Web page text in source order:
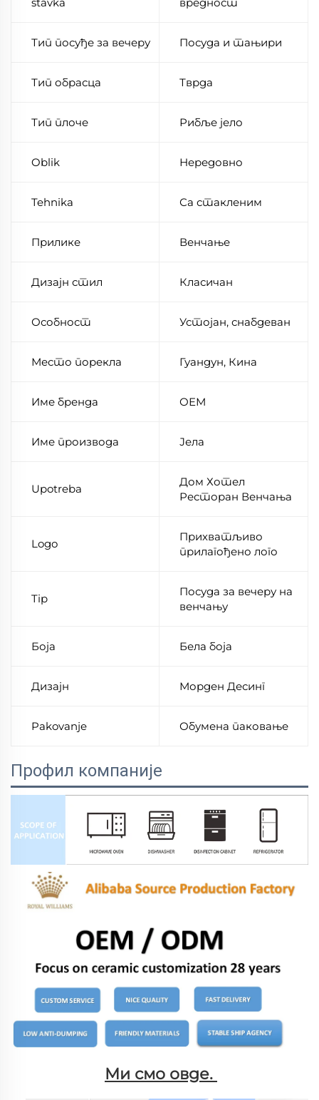
Тип посуђе за вечеру Посуда и тањири
Тип обрасца Тврда
Тип плоче Рибље јело
Oblik Нередовно
Tehnika Са стакленим
Прилике Венчање
Дизајн стил Класичан
Особност Устојан, снабдеван
Место порекла Гуандун, Кина
Име бренда ОЕМ
Име производа Јела
Upotreba
Дом Хотел
Ресторан Венчања
Logo
Прихватљиво
прилагођено лого
Tip
Посуда за вечеру на
венчању
Боја Бела боја
Дизајн Морден Десинг
Pakovanje Обумена паковање
Профил компаније
Ми смо овде.